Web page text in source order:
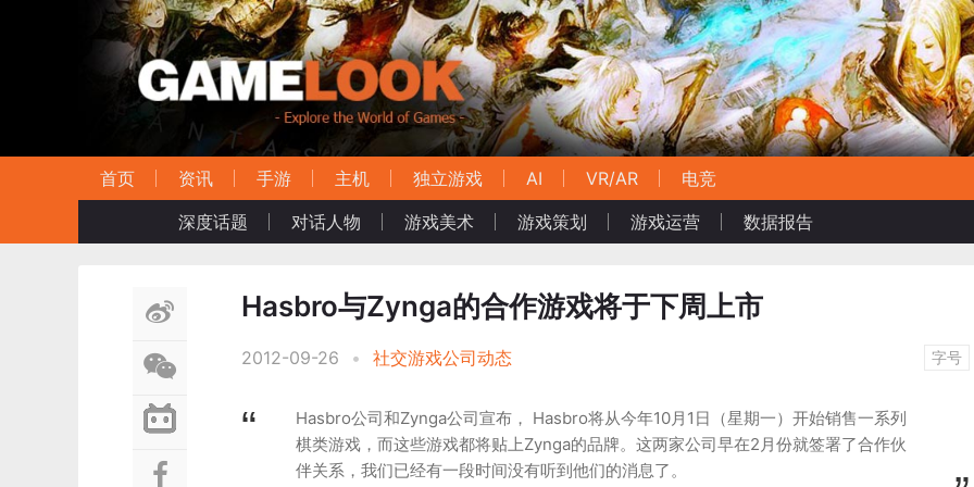
首页 资讯 手游 主机 独立游戏 AI VR/AR
电竞
深度话题
对话人物 游戏美术 游戏策划 游戏运营 数据报告
Hasbro与Zynga的合作游戏将于下周上市
2012-09-26 • 社交游戏公司动态 字号
Hasbro公司和Zynga公司宣布， Hasbro将从今年10月1日（星期一）开始销售一系列
棋类游戏，而这些游戏都将贴上Zynga的品牌。这两家公司早在2月份就签署了合作伙
伴关系，我们已经有一段时间没有听到他们的消息了。